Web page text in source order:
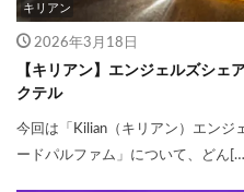
キリアン
2026年3月18日
【キリアン】エンジェルズシェ
クテル
今回は「Kilian（キリアン）エン
ードパルファム」について、どん[…]